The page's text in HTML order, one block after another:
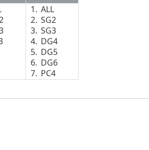
1. ALL
2. SG2
3. SG3
4. DG4
5. DG5
6. DG6
7. PC4